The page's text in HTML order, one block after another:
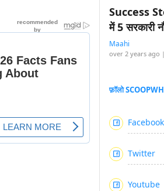
Success
में 5 सरकारी
Maahi
over 2 years ago
फ़ॉलो
Facebook
Twitter
Youtube